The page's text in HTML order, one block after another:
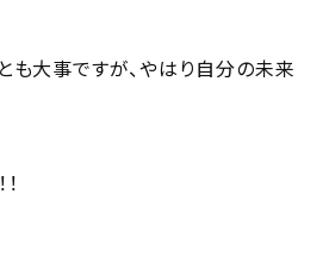
も大事ですが、やはり自分の未来